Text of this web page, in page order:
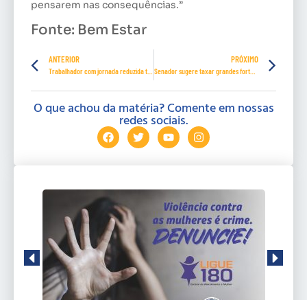
pensarem nas consequências.”
Fonte: Bem Estar
ANTERIOR PRÓXIMO
Senador sugere taxar grandes fortunas para bancar combate ao coronavírus
O que achou da matéria? Comente em nossas
redes sociais.